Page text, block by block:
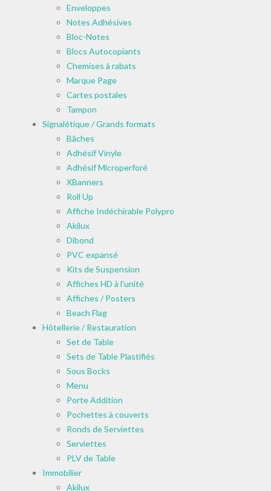
Enveloppes
Notes Adhésives
Bloc-Notes
Blocs Autocopiants
Chemises à rabats
Marque Page
Cartes postales
Tampon
Signalétique / Grands formats
Bâches
Adhésif Vinyle
Adhésif Microperforé
XBanners
Roll Up
Affiche Indéchirable Polypro
Akilux
Dibond
PVC expansé
Kits de Suspension
Affiches HD à l'unité
Affiches / Posters
Beach Flag
Hôtellerie / Restauration
Set de Table
Sets de Table Plastifiés
Sous Bocks
Menu
Porte Addition
Pochettes à couverts
Ronds de Serviettes
Serviettes
PLV de Table
Immobilier
Akilux